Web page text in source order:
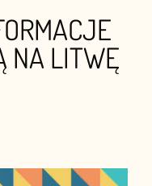
NA LITWĘ